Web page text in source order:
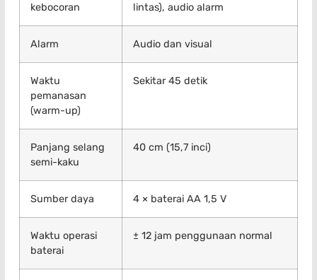
kebocoran
lintas), audio alarm
Alarm Audio dan visual
Waktu
pemanasan
(warm-up)
Sekitar 45 detik
Panjang selang
semi-kaku
40 cm (15,7 inci)
Sumber daya 4 × baterai AA 1,5 V
Waktu operasi
baterai
± 12 jam penggunaan normal